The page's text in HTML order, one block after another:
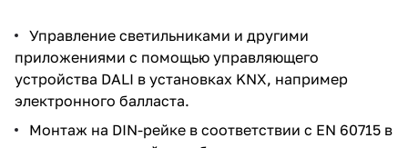
Управление светильниками и другими
приложениями с помощью управляющего
устройства DALI в установках KNX, например
электронного балласта.
Монтаж на DIN-рейке в соответствии с EN 60715 в